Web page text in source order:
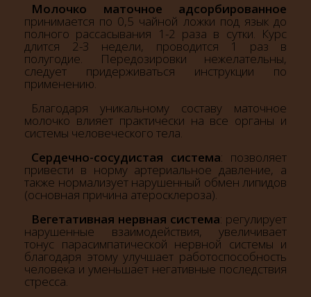
Молочко маточное адсорбированное
принимается по 0,5 чайной ложки под язык до
полного рассасывания 1-2 раза в сутки. Курс
длится 2-3 недели, проводится 1 раз в
полугодие. Передозировки нежелательны,
следует придерживаться инструкции по
применению.
Благодаря уникальному составу маточное
молочко влияет практически на все органы и
системы человеческого тела.
Сердечно-сосудистая система: позволяет
привести в норму артериальное давление, а
также нормализует нарушенный обмен липидов
(основная причина атеросклероза).
Вегетативная нервная система: регулирует
нарушенные взаимодействия, увеличивает
тонус парасимпатической нервной системы и
благодаря этому улучшает работоспособность
человека и уменьшает негативные последствия
стресса.